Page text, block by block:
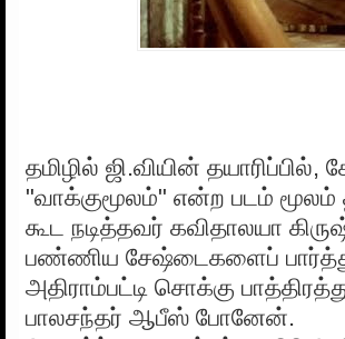
தமிழில் ஜி.வியின்
"வாக்குமூலம்" என்ற படம்
கூட நடித்தவர் கவிதாலயா
பண்ணிய சேஷ்டைகளைப்
அதிராம்பட்டி சொக்கு
பாலசந்தர் ஆபீஸ் போனேன்.